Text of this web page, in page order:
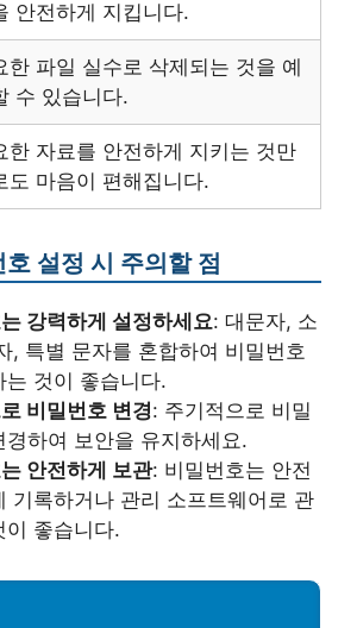
안전하게 지킵니다.
한 파일 실수로 삭제되는 것을 예
수 있습니다.
한 자료를 안전하게 지키는 것만
도 마음이 편해집니다.
설정 시 주의할 점
강력하게 설정하세요: 대문자, 소
, 특별 문자를 혼합하여 비밀번호
는 것이 좋습니다.
비밀번호 변경: 주기적으로 비밀
경하여 보안을 유지하세요.
안전하게 보관: 비밀번호는 안전
기록하거나 관리 소프트웨어로 관
이 좋습니다.